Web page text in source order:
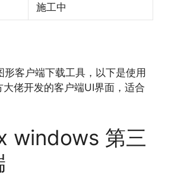
施工中
形客户端下载工具，以下是使用
佬开发的客户端UI界面，适合
windows 第三